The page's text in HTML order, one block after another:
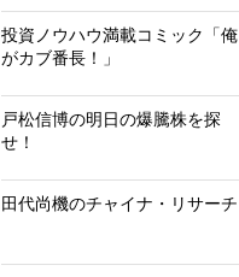
投資ノウハウ満載コミック「俺
がカブ番長！」
戸松信博の明日の爆騰株を探
せ！
田代尚機のチャイナ・リサーチ